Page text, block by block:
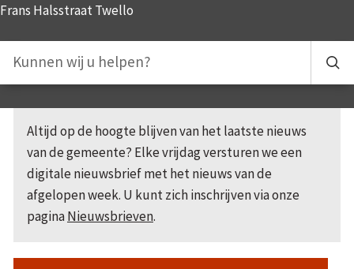
Frans Halsstraat Twello
Altijd op de hoogte blijven van het laatste nieuws
van de gemeente? Elke vrijdag versturen we een
digitale nieuwsbrief met het nieuws van de
afgelopen week. U kunt zich inschrijven via onze
paginaNieuwsbrieven.